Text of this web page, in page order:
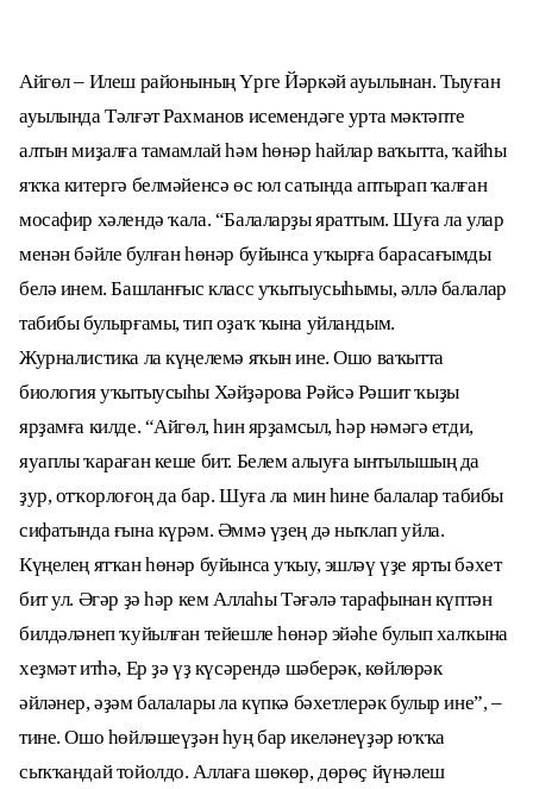
Айгөл – Илеш районының Үрге Йәркәй ауылынан. Тыуған
ауылында Тәлғәт Рахманов исемендәге урта мәктәпте
алтын миҙалға тамамлай һәм һөнәр һайлар ваҡытта, ҡайһы
яҡҡа китергә белмәйенсә өс юл сатында аптырап ҡалған
мосафир хәлендә ҡала. “Балаларҙы яраттым. Шуға ла улар
менән бәйле булған һөнәр буйынса уҡырға барасағымды
белә инем. Башланғыс класс уҡытыусыһымы, әллә балалар
табибы булырғамы, тип оҙаҡ ҡына уйландым.
Журналистика ла күңелемә яҡын ине. Ошо ваҡытта
биология уҡытыусыһы Хәйҙәрова Рәйсә Рәшит ҡыҙы
ярҙамға килде. “Айгөл, һин ярҙамсыл, һәр нәмәгә етди,
яуаплы ҡараған кеше бит. Белем алыуға ынтылышың да
ҙур, отҡорлоғоң да бар. Шуға ла мин һине балалар табибы
сифатында ғына күрәм. Әммә үҙең дә ныҡлап уйла.
Күңелең ятҡан һөнәр буйынса уҡыу, эшләү үҙе ярты бәхет
бит ул. Әгәр ҙә һәр кем Аллаһы Тәғәлә тарафынан күптән
билдәләнеп ҡуйылған тейешле һөнәр эйәһе булып халҡына
хеҙмәт итһә, Ер ҙә үҙ күсәрендә шәберәк, көйлөрәк
әйләнер, әҙәм балалары ла күпкә бәхетлерәк булыр ине”, –
тине. Ошо һөйләшеүҙән һуң бар икеләнеүҙәр юҡҡа
сыҡҡандай тойолдо. Аллаға шөкөр, дөрөҫ йүнәлеш